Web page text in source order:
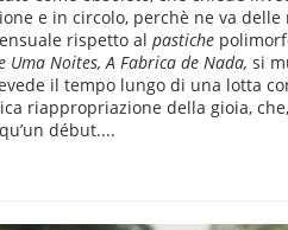
e in circolo, perchè ne va delle
rispetto al pastiche
Uma Noites, A Fabrica de Nada, si
il tempo lungo di una lotta
riappropriazione della gioia, che,
début....